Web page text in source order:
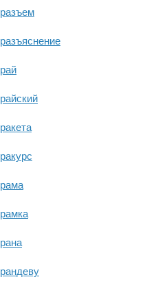
разъем
разъяснение
рай
райский
ракета
ракурс
рама
рамка
рана
рандеву